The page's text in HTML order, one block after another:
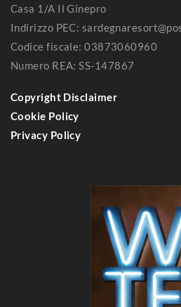
Casa 1/A Il Ginepro
Indirizzo PEC:
Codice fiscale: 03873060960
Numero REA: SS-147867
Copyright Disclaimer
Cookie Policy
Privacy Policy